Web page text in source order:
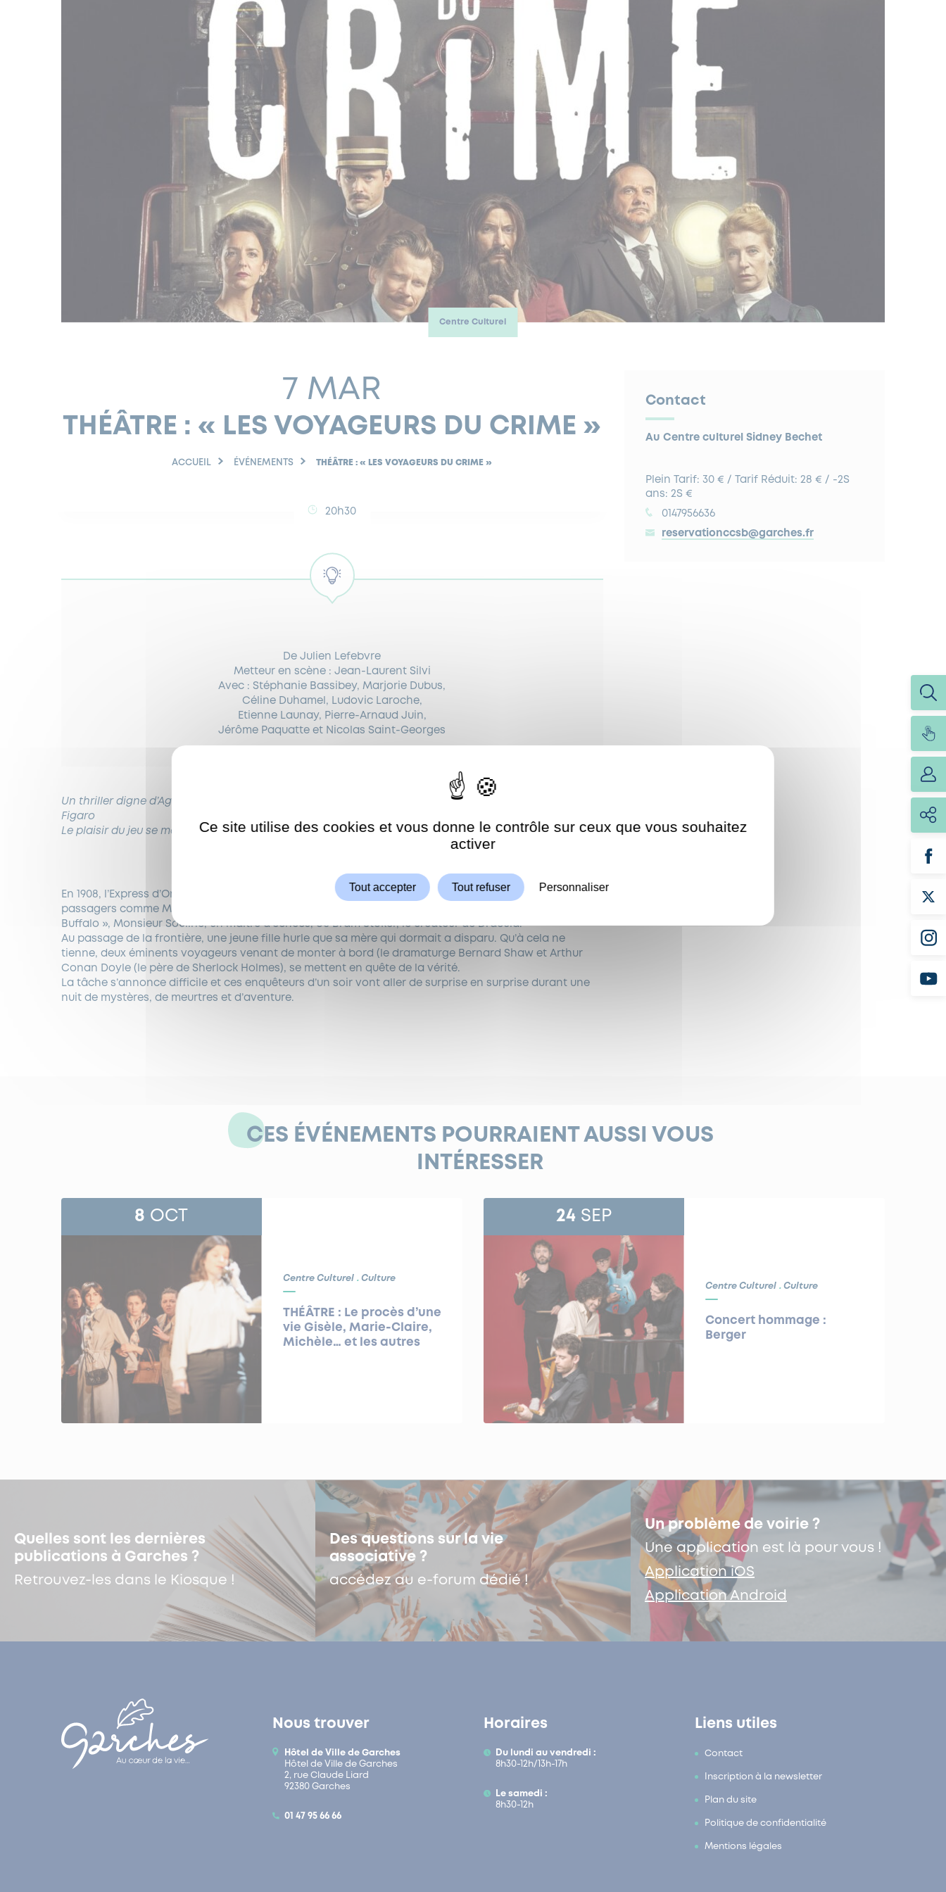
Centre Culturel
7 MAR
THÉÂTRE : « LES VOYAGEURS DU CRIME »
ACCUEIL ÉVÉNEMENTS THÉÂTRE : « LES VOYAGEURS DU CRIME »
20h30
De Julien Lefebvre
Metteur en scène : Jean-Laurent Silvi
Avec : Stéphanie Bassibey, Marjorie Dubus,
Céline Duhamel, Ludovic Laroche,
Etienne Launay, Pierre-Arnaud Juin,
Jérôme Paquatte et Nicolas Saint-Georges
Un thriller digne d’Agatha Christie orchestré magistralement et servi par une troupe complice. Le
Figaro
Le plaisir du jeu se mêle à celui de l’enquête. Bravo! Le Parisien
En 1908, l’Express d’Orient quitte la Turquie. Le personnel s’affaire pour satisfaire les exigences des
passagers comme Madame Mead, préceptrice anglaise, Miss Cartmoor, « la Sarah Bernhardt de
Buffalo », Monsieur Souline, un maître d’échecs, ou Bram Stoker, le créateur de Dracula.
Au passage de la frontière, une jeune fille hurle que sa mère qui dormait a disparu. Qu’à cela ne
tienne, deux éminents voyageurs venant de monter à bord (le dramaturge Bernard Shaw et Arthur
Conan Doyle (le père de Sherlock Holmes), se mettent en quête de la vérité.
La tâche s’annonce difficile et ces enquêteurs d’un soir vont aller de surprise en surprise durant une
nuit de mystères, de meurtres et d’aventure.
Contact
Au Centre culturel Sidney Bechet
Plein Tarif: 30 € / Tarif Réduit: 28 € / -2S
ans: 2S €
0147956636
reservationccsb@garches.fr
CES ÉVÉNEMENTS POURRAIENT AUSSI VOUS
INTÉRESSER
8 OCT
Centre Culturel Culture
THÉÂTRE : Le procès d’une
vie Gisèle, Marie-Claire,
Michèle… et les autres
24 SEP
Centre Culturel Culture
Concert hommage :
Berger
Quelles sont les dernières
publications à Garches ?
Retrouvez-les dans le Kiosque !
Des questions sur la vie
associative ?
accédez au e-forum dédié !
Un problème de voirie ?
Une application est là pour vous !
Application iOS
Application Android
Nous trouver
Hôtel de Ville de Garches
Hôtel de Ville de Garches
2, rue Claude Liard
92380 Garches
01 47 95 66 66
Horaires
Du lundi au vendredi :
8h30-12h/13h-17h
Le samedi :
8h30-12h
Liens utiles
Contact
Inscription à la newsletter
Plan du site
Politique de confidentialité
Mentions légales
Ce site utilise des cookies et vous donne le contrôle sur ceux que vous souhaitez
activer
Tout accepter Tout refuser Personnaliser